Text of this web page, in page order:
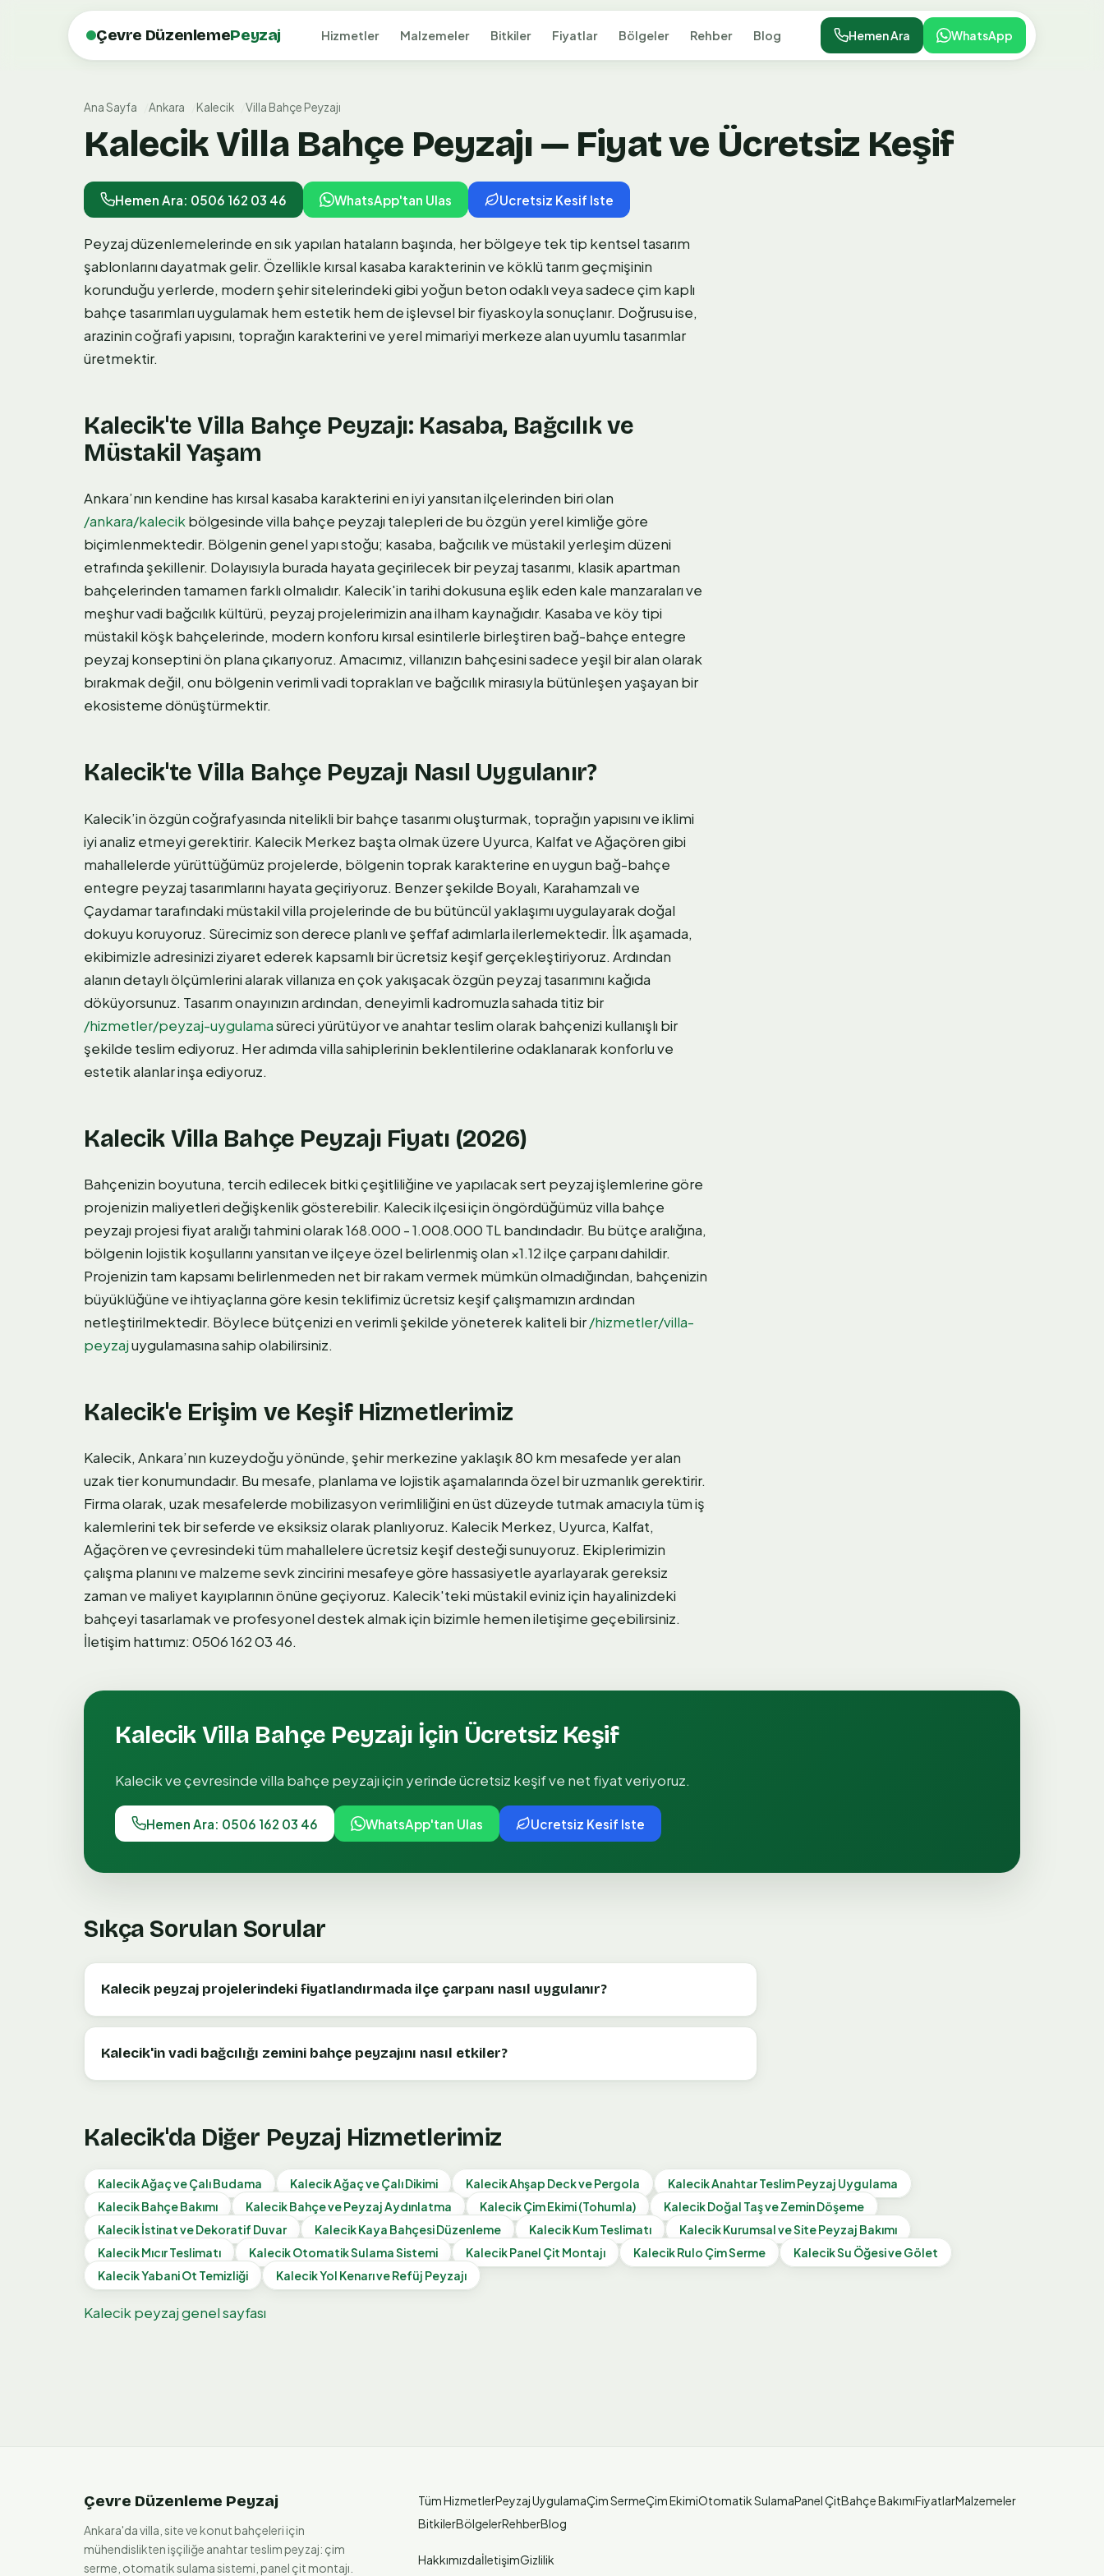
Çevre DüzenlemePeyzaj Hizmetler Malzemeler Bitkiler Fiyatlar Bölgeler Rehber Blog Hemen Ara WhatsApp
Ana Sayfa Ankara Kalecik Villa Bahçe Peyzajı
Kalecik Villa Bahçe Peyzajı — Fiyat ve Ücretsiz Keşif
Hemen Ara: 0506 162 03 46 WhatsApp'tan Ulas Ucretsiz Kesif Iste
Peyzaj düzenlemelerinde en sık yapılan hataların başında, her bölgeye tek tip kentsel tasarım
şablonlarını dayatmak gelir. Özellikle kırsal kasaba karakterinin ve köklü tarım geçmişinin
korunduğu yerlerde, modern şehir sitelerindeki gibi yoğun beton odaklı veya sadece çim kaplı
bahçe tasarımları uygulamak hem estetik hem de işlevsel bir fiyaskoyla sonuçlanır. Doğrusu ise,
arazinin coğrafi yapısını, toprağın karakterini ve yerel mimariyi merkeze alan uyumlu tasarımlar
üretmektir.
Kalecik'te Villa Bahçe Peyzajı: Kasaba, Bağcılık ve
Müstakil Yaşam
Ankara’nın kendine has kırsal kasaba karakterini en iyi yansıtan ilçelerinden biri olan
/ankara/kalecik bölgesinde villa bahçe peyzajı talepleri de bu özgün yerel kimliğe göre
biçimlenmektedir. Bölgenin genel yapı stoğu; kasaba, bağcılık ve müstakil yerleşim düzeni
etrafında şekillenir. Dolayısıyla burada hayata geçirilecek bir peyzaj tasarımı, klasik apartman
bahçelerinden tamamen farklı olmalıdır. Kalecik'in tarihi dokusuna eşlik eden kale manzaraları ve
meşhur vadi bağcılık kültürü, peyzaj projelerimizin ana ilham kaynağıdır. Kasaba ve köy tipi
müstakil köşk bahçelerinde, modern konforu kırsal esintilerle birleştiren bağ-bahçe entegre
peyzaj konseptini ön plana çıkarıyoruz. Amacımız, villanızın bahçesini sadece yeşil bir alan olarak
bırakmak değil, onu bölgenin verimli vadi toprakları ve bağcılık mirasıyla bütünleşen yaşayan bir
ekosisteme dönüştürmektir.
Kalecik'te Villa Bahçe Peyzajı Nasıl Uygulanır?
Kalecik’in özgün coğrafyasında nitelikli bir bahçe tasarımı oluşturmak, toprağın yapısını ve iklimi
iyi analiz etmeyi gerektirir. Kalecik Merkez başta olmak üzere Uyurca, Kalfat ve Ağaçören gibi
mahallelerde yürüttüğümüz projelerde, bölgenin toprak karakterine en uygun bağ-bahçe
entegre peyzaj tasarımlarını hayata geçiriyoruz. Benzer şekilde Boyalı, Karahamzalı ve
Çaydamar tarafındaki müstakil villa projelerinde de bu bütüncül yaklaşımı uygulayarak doğal
dokuyu koruyoruz. Sürecimiz son derece planlı ve şeffaf adımlarla ilerlemektedir. İlk aşamada,
ekibimizle adresinizi ziyaret ederek kapsamlı bir ücretsiz keşif gerçekleştiriyoruz. Ardından
alanın detaylı ölçümlerini alarak villanıza en çok yakışacak özgün peyzaj tasarımını kağıda
döküyorsunuz. Tasarım onayınızın ardından, deneyimli kadromuzla sahada titiz bir
/hizmetler/peyzaj-uygulamasüreci yürütüyor ve anahtar teslim olarak bahçenizi kullanışlı bir
şekilde teslim ediyoruz. Her adımda villa sahiplerinin beklentilerine odaklanarak konforlu ve
estetik alanlar inşa ediyoruz.
Kalecik Villa Bahçe Peyzajı Fiyatı (2026)
Bahçenizin boyutuna, tercih edilecek bitki çeşitliliğine ve yapılacak sert peyzaj işlemlerine göre
projenizin maliyetleri değişkenlik gösterebilir. Kalecik ilçesi için öngördüğümüz villa bahçe
peyzajı projesi fiyat aralığı tahmini olarak 168.000 - 1.008.000 TL bandındadır. Bu bütçe aralığına,
bölgenin lojistik koşullarını yansıtan ve ilçeye özel belirlenmiş olan ×1.12 ilçe çarpanı dahildir.
Projenizin tam kapsamı belirlenmeden net bir rakam vermek mümkün olmadığından, bahçenizin
büyüklüğüne ve ihtiyaçlarına göre kesin teklifimiz ücretsiz keşif çalışmamızın ardından
netleştirilmektedir. Böylece bütçenizi en verimli şekilde yöneterek kaliteli bir/hizmetler/villa-
peyzajuygulamasına sahip olabilirsiniz.
Kalecik'e Erişim ve Keşif Hizmetlerimiz
Kalecik, Ankara’nın kuzeydoğu yönünde, şehir merkezine yaklaşık 80 km mesafede yer alan
uzak tier konumundadır. Bu mesafe, planlama ve lojistik aşamalarında özel bir uzmanlık gerektirir.
Firma olarak, uzak mesafelerde mobilizasyon verimliliğini en üst düzeyde tutmak amacıyla tüm iş
kalemlerini tek bir seferde ve eksiksiz olarak planlıyoruz. Kalecik Merkez, Uyurca, Kalfat,
Ağaçören ve çevresindeki tüm mahallelere ücretsiz keşif desteği sunuyoruz. Ekiplerimizin
çalışma planını ve malzeme sevk zincirini mesafeye göre hassasiyetle ayarlayarak gereksiz
zaman ve maliyet kayıplarının önüne geçiyoruz. Kalecik'teki müstakil eviniz için hayalinizdeki
bahçeyi tasarlamak ve profesyonel destek almak için bizimle hemen iletişime geçebilirsiniz.
İletişim hattımız: 0506 162 03 46.
Kalecik Villa Bahçe Peyzajı İçin Ücretsiz Keşif
Kalecikve çevresindevilla bahçe peyzajıiçin yerinde ücretsiz keşif ve net fiyat veriyoruz.
Hemen Ara: 0506 162 03 46 WhatsApp'tan Ulas Ucretsiz Kesif Iste
Sıkça Sorulan Sorular
Kalecik peyzaj projelerindeki fiyatlandırmada ilçe çarpanı nasıl uygulanır?
Kalecik'in vadi bağcılığı zemini bahçe peyzajını nasıl etkiler?
Kalecik'da Diğer Peyzaj Hizmetlerimiz
KalecikAğaç ve Çalı Budama KalecikAğaç ve Çalı Dikimi KalecikAhşap Deck ve Pergola KalecikAnahtar Teslim Peyzaj Uygulama
KalecikBahçe Bakımı KalecikBahçe ve Peyzaj Aydınlatma KalecikÇim Ekimi (Tohumla) KalecikDoğal Taş ve Zemin Döşeme
Kalecikİstinat ve Dekoratif Duvar KalecikKaya Bahçesi Düzenleme KalecikKum Teslimatı KalecikKurumsal ve Site Peyzaj Bakımı
KalecikMıcır Teslimatı KalecikOtomatik Sulama Sistemi KalecikPanel Çit Montajı KalecikRulo Çim Serme KalecikSu Öğesi ve Gölet
KalecikYabani Ot Temizliği KalecikYol Kenarı ve Refüj Peyzajı
Kalecik peyzaj genel sayfası
Çevre Düzenleme Peyzaj
Ankara'da villa, site ve konut bahçeleri için
mühendislikten işçiliğe anahtar teslim peyzaj: çim
serme, otomatik sulama sistemi, panel çit montajı.
Tüm HizmetlerPeyzaj UygulamaÇim SermeÇim EkimiOtomatik SulamaPanel ÇitBahçe BakımıFiyatlarMalzemeler
BitkilerBölgelerRehberBlog
HakkımızdaİletişimGizlilik